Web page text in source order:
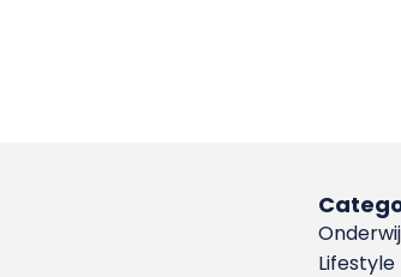
Lifestyle